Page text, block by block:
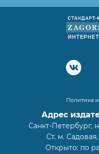
Политика
Адрес
Санкт-Петербург,
Ст. м.
Открыто: по